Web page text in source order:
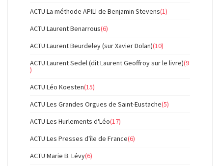
ACTU La méthode APILI de Benjamin Stevens(1)
ACTU Laurent Benarrous(6)
ACTU Laurent Beurdeley (sur Xavier Dolan)(10)
ACTU Laurent Sedel (dit Laurent Geoffroy sur le livre)(9
)
ACTU Léo Koesten(15)
ACTU Les Grandes Orgues de Saint-Eustache(5)
ACTU Les Hurlements d'Léo(17)
ACTU Les Presses d'île de France(6)
ACTU Marie B. Lévy(6)